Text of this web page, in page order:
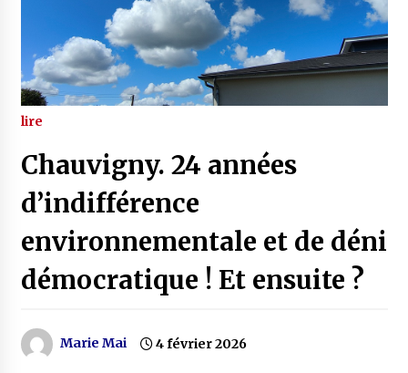
lire
Chauvigny. 24 années
d’indifférence
environnementale et de déni
démocratique ! Et ensuite ?
Marie Mai 4 février 2026